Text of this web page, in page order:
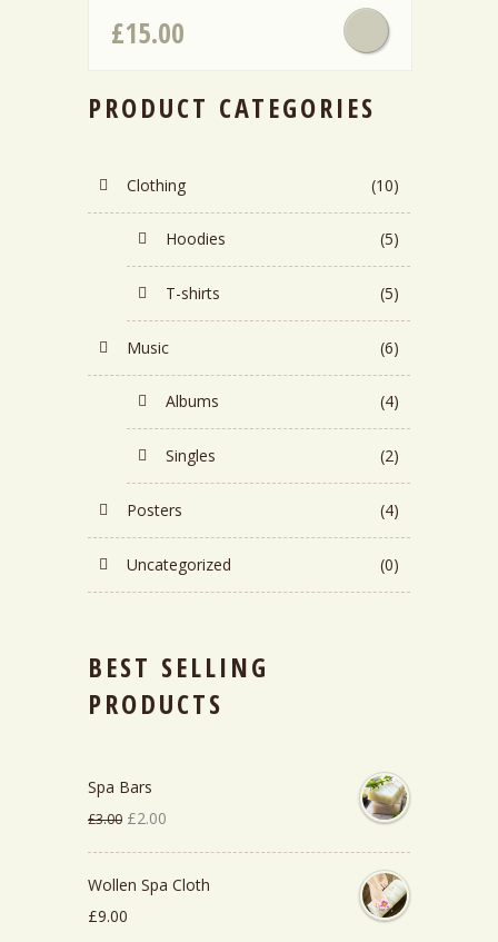
PRODUCT CATEGORIES
Clothing (10)
Hoodies (5)
T-shirts (5)
Music (6)
Albums (4)
Singles (2)
Posters (4)
Uncategorized (0)
BEST SELLING
PRODUCTS
Spa Bars
£3.00 El
precio
original
era:
£2.00
precio
actual
Wollen Spa Cloth
£9.00
£15.00